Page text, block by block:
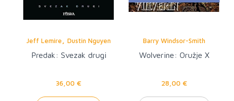
Jeff Lemire ,Dustin Nguyen
Predak: Svezak drugi
36,00 €
Barry Windsor-Smith
Wolverine: Oružje X
28,00 €